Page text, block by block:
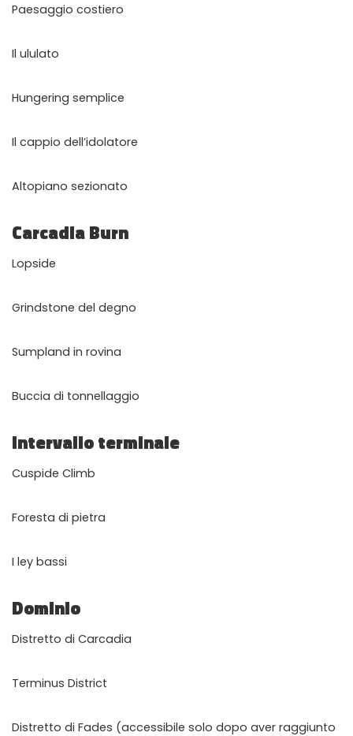
Paesaggio costiero
Il ululato
Hungering semplice
Il cappio dell’idolatore
Altopiano sezionato
Carcadia Burn
Lopside
Grindstone del degno
Sumpland in rovina
Buccia di tonnellaggio
Intervallo terminale
Cuspide Climb
Foresta di pietra
I ley bassi
Dominio
Distretto di Carcadia
Terminus District
Distretto di Fades (accessibile solo dopo aver raggiunto